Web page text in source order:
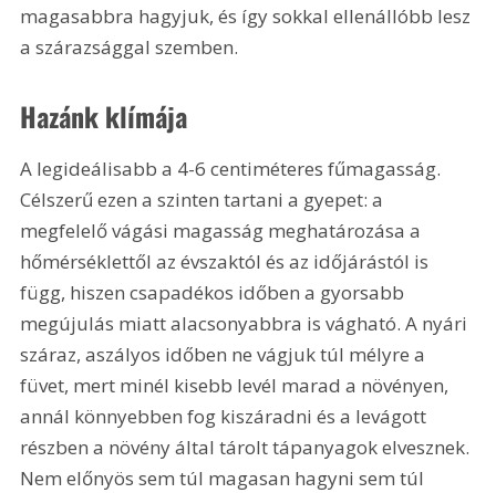
magasabbra hagyjuk, és így sokkal ellenállóbb lesz
a szárazsággal szemben.
Hazánk klímája
A legideálisabb a 4-6 centiméteres fűmagasság.
Célszerű ezen a szinten tartani a gyepet: a
megfelelő vágási magasság meghatározása a
hőmérséklettől az évszaktól és az időjárástól is
függ, hiszen csapadékos időben a gyorsabb
megújulás miatt alacsonyabbra is vágható. A nyári
száraz, aszályos időben ne vágjuk túl mélyre a
füvet, mert minél kisebb levél marad a növényen,
annál könnyebben fog kiszáradni és a levágott
részben a növény által tárolt tápanyagok elvesznek.
Nem előnyös sem túl magasan hagyni sem túl